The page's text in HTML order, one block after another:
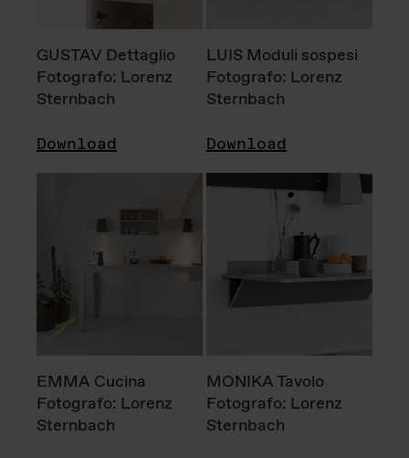
GUSTAV Dettaglio
Fotografo: Lorenz
Sternbach
Download
LUIS Moduli sospesi
Fotografo: Lorenz
Sternbach
Download
EMMA Cucina
Fotografo: Lorenz
Sternbach
MONIKA Tavolo
Fotografo: Lorenz
Sternbach